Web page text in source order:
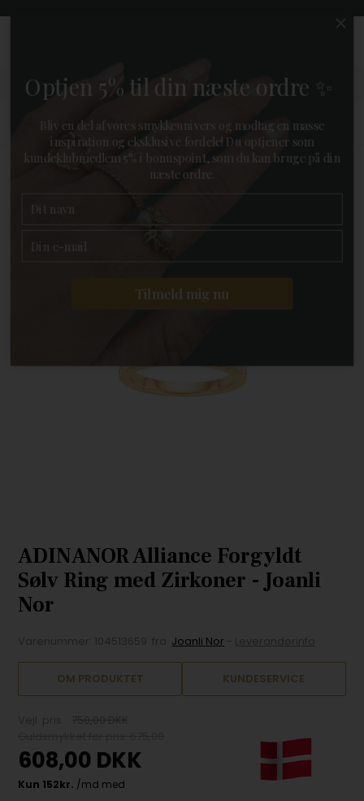
0
ved køb over 499,-
JOANLI NOR
ADINANOR Alliance Forgyldt
Sølv Ring med Zirkoner - Joanli
Nor
Joanli Nor
OM PRODUKTET KUNDESERVICE
608,00 DKK
Optjen 5% til din næste ordre ✨
Bliv en del af vores smykkeunivers og modtag en masse
inspiration og eksklusive fordele! Du optjener som
kundeklubmedlem 5% i bonuspoint, som du kan bruge på din
næste ordre.
Tilmeld mig nu